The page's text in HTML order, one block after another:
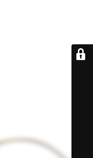
congé maternité.
si vous avez besoin de plus
: 07.68.93.90.74